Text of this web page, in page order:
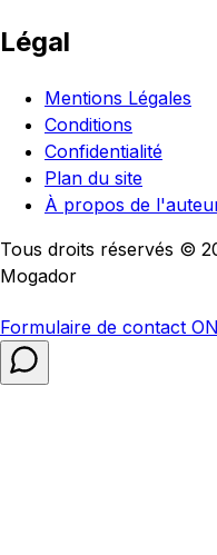
Légal
Mentions Légales
Conditions
Confidentialité
Plan du site
À propos de
Tous droits réservés ©
Mogador
Formulaire de contact